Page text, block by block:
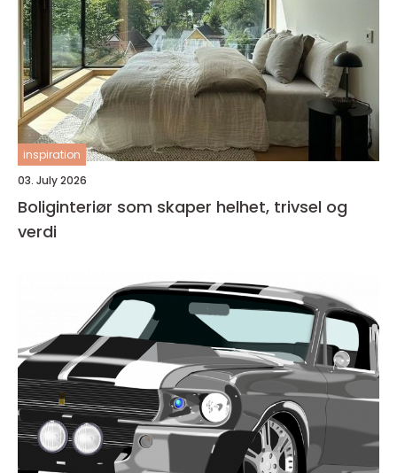
inspiration
03. July 2026
Boliginteriør som skaper helhet, trivsel og
verdi